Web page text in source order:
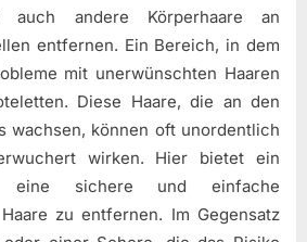
auch andere Körperhaare an
entfernen. Ein Bereich, in dem
mit unerwünschten Haaren
Diese Haare, die an den
wachsen, können oft unordentlich
wirken. Hier bietet ein
eine sichere und einfache
zu entfernen. Im Gegensatz